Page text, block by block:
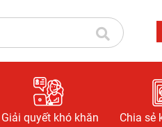
Giải quyết khó khăn Chia sẻ